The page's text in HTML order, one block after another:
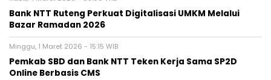
Bank NTT Ruteng Perkuat Digitalisasi UMKM Melalui
Bazar Ramadan 2026
Minggu, 1 Maret 2026 - 15:15 WIB
Pemkab SBD dan Bank NTT Teken Kerja Sama SP2D
Online Berbasis CMS